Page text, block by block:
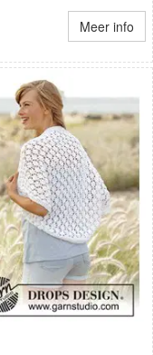
Meer info